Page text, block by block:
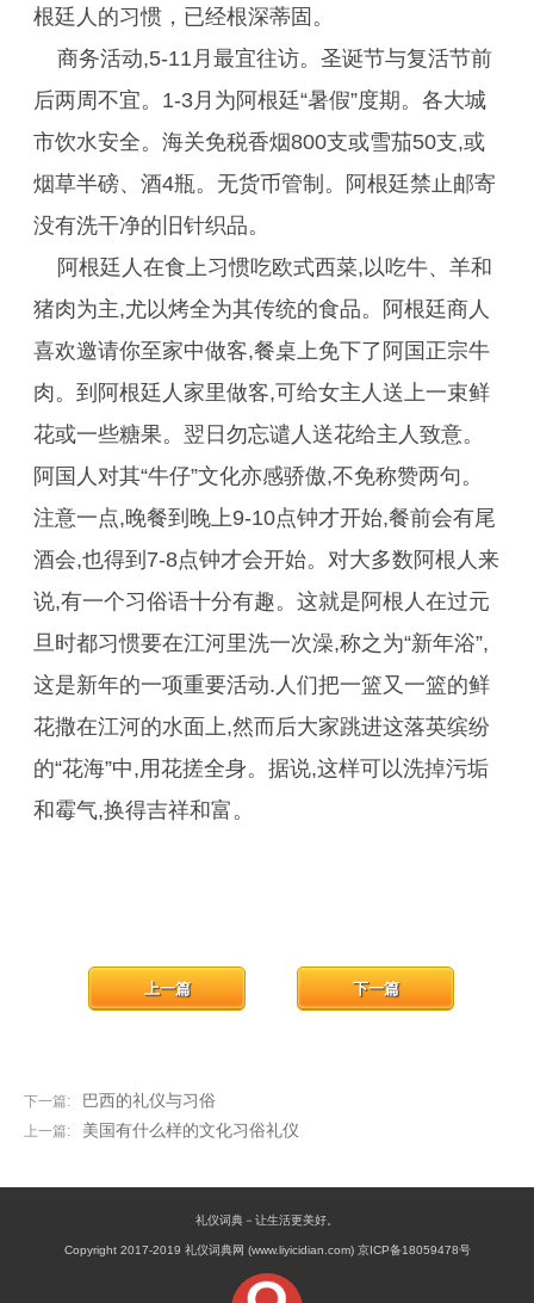
根廷人的习惯，已经根深蒂固。
商务活动,5-11月最宜往访。圣诞节与复活节前
后两周不宜。1-3月为阿根廷“暑假”度期。各大城
市饮水安全。海关免税香烟800支或雪茄50支,或
烟草半磅、酒4瓶。无货币管制。阿根廷禁止邮寄
没有洗干净的旧针织品。
阿根廷人在食上习惯吃欧式西菜,以吃牛、羊和
猪肉为主,尤以烤全为其传统的食品。阿根廷商人
喜欢邀请你至家中做客,餐桌上免下了阿国正宗牛
肉。到阿根廷人家里做客,可给女主人送上一束鲜
花或一些糖果。翌日勿忘谴人送花给主人致意。
阿国人对其“牛仔”文化亦感骄傲,不免称赞两句。
注意一点,晚餐到晚上9-10点钟才开始,餐前会有尾
酒会,也得到7-8点钟才会开始。对大多数阿根人来
说,有一个习俗语十分有趣。这就是阿根人在过元
旦时都习惯要在江河里洗一次澡,称之为“新年浴”,
这是新年的一项重要活动.人们把一篮又一篮的鲜
花撒在江河的水面上,然而后大家跳进这落英缤纷
的“花海”中,用花搓全身。据说,这样可以洗掉污垢
和霉气,换得吉祥和富。
下一篇: 巴西的礼仪与习俗
下一篇
上一篇: 美国有什么样的文化习俗礼仪
上一篇
礼仪词典－让生活更美好。
Copyright 2017-2019 礼仪词典网 (www.liyicidian.com) 京ICP备18059478号